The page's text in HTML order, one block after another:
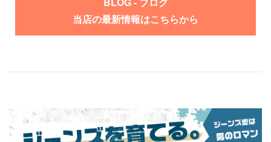
当店の最新情報はこちらから